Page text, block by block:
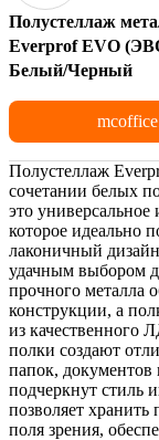
Полустеллаж
Everprof EVO
Белый/Черный
Полустеллаж
сочетании белых
это
которое идеально
лаконичный
удачным выбором
прочного металла
конструкции, а
из качественного
полки создают
папок, документов
подчеркнут стиль
позволяет
поля зрения,